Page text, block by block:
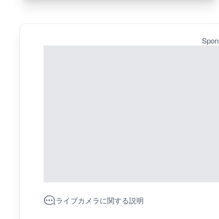
ライブカメラに関する説明